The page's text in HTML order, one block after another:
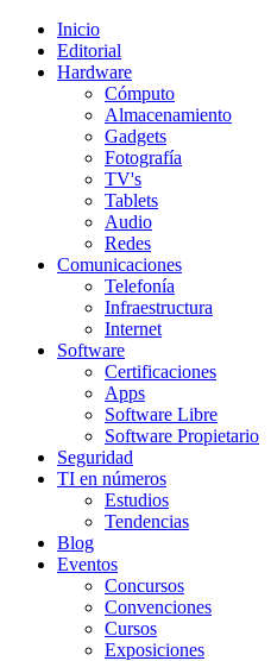
Inicio
Editorial
Hardware
Cómputo
Almacenamiento
Gadgets
Fotografía
TV's
Tablets
Audio
Redes
Comunicaciones
Telefonía
Infraestructura
Internet
Software
Certificaciones
Apps
Software Libre
Software Propietario
Seguridad
TI en números
Estudios
Tendencias
Blog
Eventos
Concursos
Convenciones
Cursos
Exposiciones